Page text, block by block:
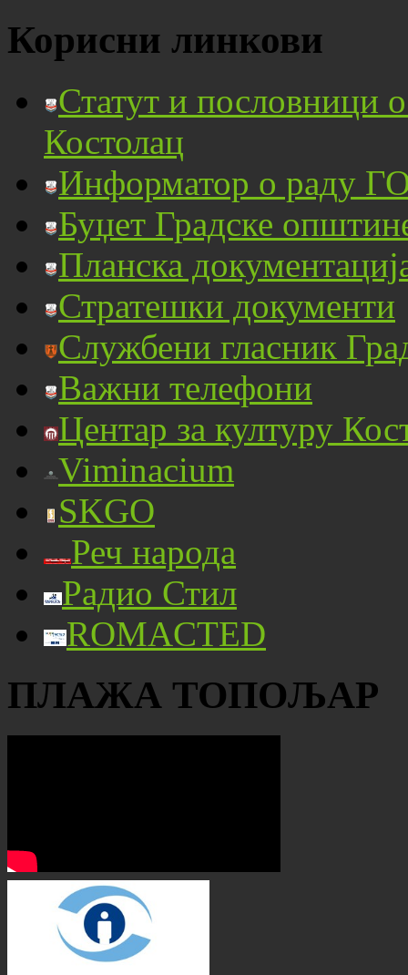
Корисни линкови
Статут и пословници
Костолац
Информатор о раду
Буџет Градске
Планска
Стратешки документи
Службени гласник
Важни телефони
Центар за културу
Viminacium
SKGO
Реч народа
Радио Стил
ROMACTED
ПЛАЖА ТОПОЉАР